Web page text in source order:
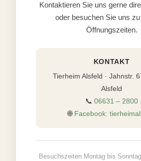
Kontaktieren Sie uns gerne
oder besuchen Sie uns
Öffnungszeiten.
KONTAKT
Tierheim Alsfeld · Jahnstr.
Alsfeld
📞 06631 – 2800
🌐 Facebook:
Besuchszeiten Montag bis